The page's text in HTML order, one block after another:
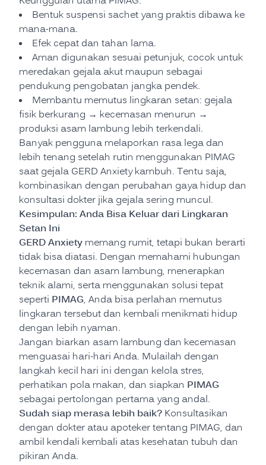
Bentuk suspensi sachet yang praktis dibawa ke
mana-mana.
Efek cepat dan tahan lama.
Aman digunakan sesuai petunjuk, cocok untuk
meredakan gejala akut maupun sebagai
pendukung pengobatan jangka pendek.
Membantu memutus lingkaran setan: gejala
fisik berkurang → kecemasan menurun →
produksi asam lambung lebih terkendali.
Banyak pengguna melaporkan rasa lega dan
lebih tenang setelah rutin menggunakan PIMAG
saat gejala GERD Anxiety kambuh. Tentu saja,
kombinasikan dengan perubahan gaya hidup dan
konsultasi dokter jika gejala sering muncul.
Kesimpulan: Anda Bisa Keluar dari Lingkaran
Setan Ini
GERD Anxiety memang rumit, tetapi bukan berarti
tidak bisa diatasi. Dengan memahami hubungan
kecemasan dan asam lambung, menerapkan
teknik alami, serta menggunakan solusi tepat
seperti PIMAG, Anda bisa perlahan memutus
lingkaran tersebut dan kembali menikmati hidup
dengan lebih nyaman.
Jangan biarkan asam lambung dan kecemasan
menguasai hari-hari Anda. Mulailah dengan
langkah kecil hari ini dengan kelola stres,
perhatikan pola makan, dan siapkan PIMAG
sebagai pertolongan pertama yang andal.
Sudah siap merasa lebih baik? Konsultasikan
dengan dokter atau apoteker tentang PIMAG, dan
ambil kendali kembali atas kesehatan tubuh dan
pikiran Anda.